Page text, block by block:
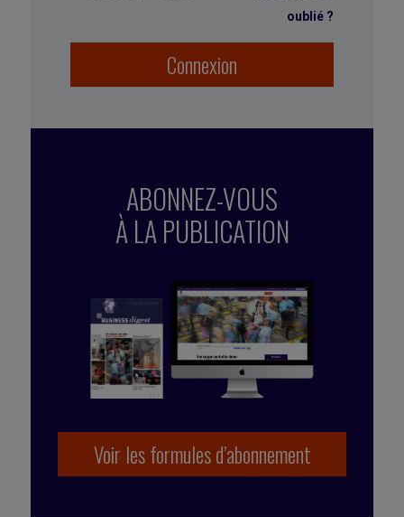
oublié ?
Connexion
ABONNEZ-VOUS
À LA PUBLICATION
Voir les formules d’abonnement